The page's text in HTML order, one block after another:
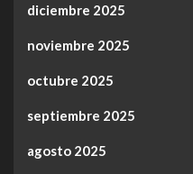
diciembre 2025
noviembre 2025
octubre 2025
septiembre 2025
agosto 2025